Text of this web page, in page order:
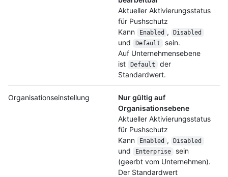
Aktueller Aktivierungsstatus
für Pushschutz
Kann
Enabled , Disabled
und Default
sein.
Auf Unternehmensebene
ist
Default
der
Standardwert.
Organisationseinstellung
Nur gültig auf
Organisationsebene
Aktueller Aktivierungsstatus
für Pushschutz
Kann
Enabled , Disabled
und Enterprise
sein
(geerbt vom Unternehmen).
Der Standardwert